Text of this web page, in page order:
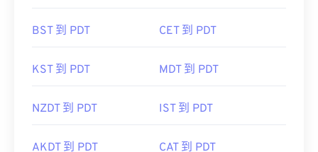
BST 到 PDT CET 到 PDT
KST 到 PDT MDT 到 PDT
NZDT 到 PDT IST 到 PDT
AKDT 到 PDT CAT 到 PDT